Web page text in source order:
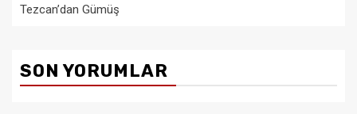
Tezcan’dan Gümüş
SON YORUMLAR